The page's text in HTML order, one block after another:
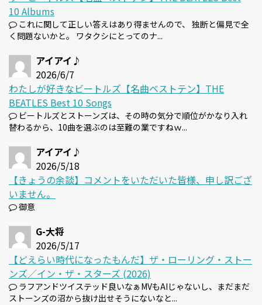
10 Albums
これに関して正しい答えはあり得ませんので、 独断と偏見で全
く問題ないかと。 ワタクシにとってのナ...
アイアイ♪
2026/6/7
わたしが好きなビートルズ【名曲ベストテン】THE
BEATLES Best 10 Songs
ビートルズとストーンズは、その時の気分で順位がかなり入れ
替わるから、10曲を選ぶのは至難の業ですねｗ...
アイアイ♪
2026/5/18
【きょうの余談】コメントをいただいた皆様、申し訳ござ
いません。
御意
G-大将
2026/5/17
【どえらい時代になったもんだ】ザ・ローリング・ストー
ンズ／イン・ザ・スターズ (2026)
ラフアンドツイステッド良いなぁMVもAIじゃないし、まだまだ
ストーンズの沼から抜け出せそうにないなと...